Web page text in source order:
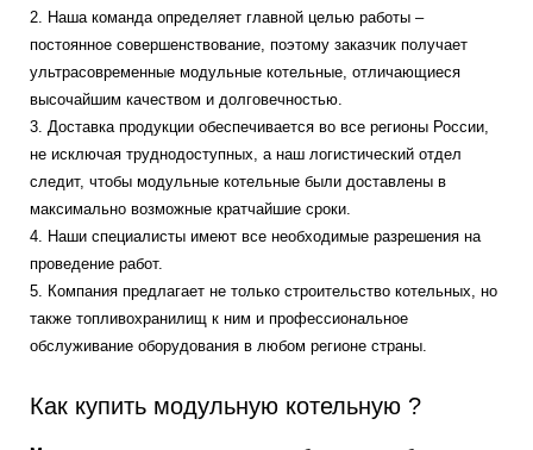
2. Наша команда определяет главной целью работы –
постоянное совершенствование, поэтому заказчик получает
ультрасовременные модульные котельные, отличающиеся
высочайшим качеством и долговечностью.
3. Доставка продукции обеспечивается во все регионы России,
не исключая труднодоступных, а наш логистический отдел
следит, чтобы модульные котельные были доставлены в
максимально возможные кратчайшие сроки.
4. Наши специалисты имеют все необходимые разрешения на
проведение работ.
5. Компания предлагает не только строительство котельных, но
также топливохранилищ к ним и профессиональное
обслуживание оборудования в любом регионе страны.
Как купить модульную котельную ?